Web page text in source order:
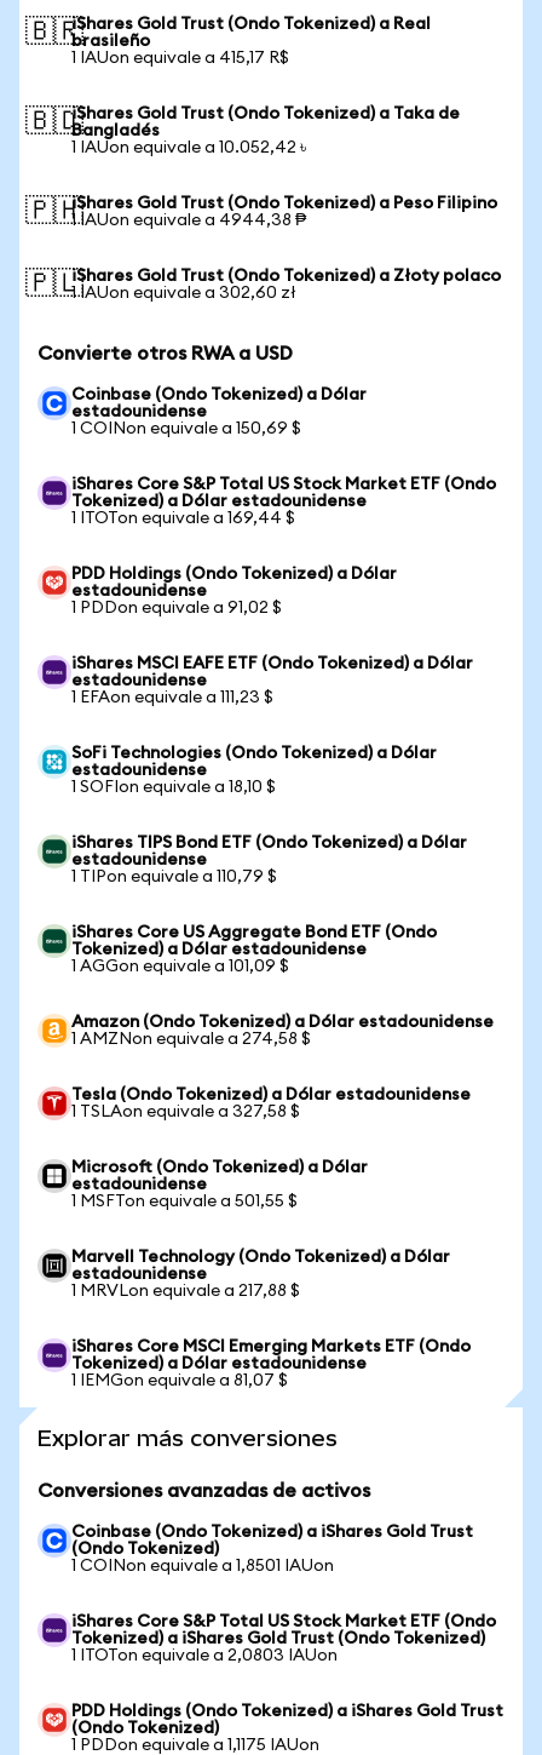
🇧🇷iShares Gold Trust (Ondo Tokenized) a Real
brasileño
1 IAUon equivale a 415,17 R$
🇧🇩iShares Gold Trust (Ondo Tokenized) a Taka de
Bangladés
1 IAUon equivale a 10.052,42 ৳
🇵🇭iShares Gold Trust (Ondo Tokenized) a Peso Filipino
1 IAUon equivale a 4944,38 ₱
🇵🇱iShares Gold Trust (Ondo Tokenized) a Złoty polaco
1 IAUon equivale a 302,60 zł
Convierte otros RWA a USD
Coinbase (Ondo Tokenized) a Dólar
estadounidense
1 COINon equivale a 150,69 $
iShares Core S&P Total US Stock Market ETF (Ondo
Tokenized) a Dólar estadounidense
1 ITOTon equivale a 169,44 $
PDD Holdings (Ondo Tokenized) a Dólar
estadounidense
1 PDDon equivale a 91,02 $
iShares MSCI EAFE ETF (Ondo Tokenized) a Dólar
estadounidense
1 EFAon equivale a 111,23 $
SoFi Technologies (Ondo Tokenized) a Dólar
estadounidense
1 SOFIon equivale a 18,10 $
iShares TIPS Bond ETF (Ondo Tokenized) a Dólar
estadounidense
1 TIPon equivale a 110,79 $
iShares Core US Aggregate Bond ETF (Ondo
Tokenized) a Dólar estadounidense
1 AGGon equivale a 101,09 $
Amazon (Ondo Tokenized) a Dólar estadounidense
1 AMZNon equivale a 274,58 $
Tesla (Ondo Tokenized) a Dólar estadounidense
1 TSLAon equivale a 327,58 $
Microsoft (Ondo Tokenized) a Dólar
estadounidense
1 MSFTon equivale a 501,55 $
Marvell Technology (Ondo Tokenized) a Dólar
estadounidense
1 MRVLon equivale a 217,88 $
iShares Core MSCI Emerging Markets ETF (Ondo
Tokenized) a Dólar estadounidense
1 IEMGon equivale a 81,07 $
Explorar más conversiones
Conversiones avanzadas de activos
Coinbase (Ondo Tokenized) a iShares Gold Trust
(Ondo Tokenized)
1 COINon equivale a 1,8501 IAUon
iShares Core S&P Total US Stock Market ETF (Ondo
Tokenized) a iShares Gold Trust (Ondo Tokenized)
1 ITOTon equivale a 2,0803 IAUon
PDD Holdings (Ondo Tokenized) a iShares Gold Trust
(Ondo Tokenized)
1 PDDon equivale a 1,1175 IAUon